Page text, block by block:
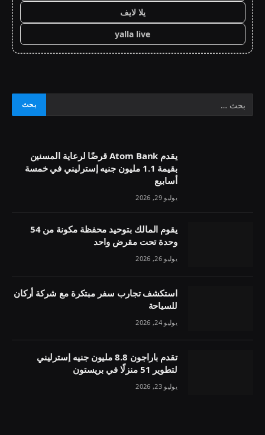
يلا لايف
yalla live
يقدم Atom Bank قرضًا لرعاية المسنين
بقيمة 1.1 مليون جنيه إسترليني في خمسة
أسابيع
يوليو 29, 2026
يقوم المالك بتوحيد محفظة مكونة من 54
وحدة تحت مقرض واحد
يوليو 26, 2026
استكشف تجارب سفر مبتكرة مع شركة أركان
للسياحة
يوليو 24, 2026
تقدم باراجون 8.8 مليون جنيه إسترليني
لتطوير 51 منزلًا في بريستون
يوليو 23, 2026